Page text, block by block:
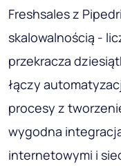
Freshsales z
skalowalnością -
przekracza
łączy
procesy z
wygodna
internetowymi i